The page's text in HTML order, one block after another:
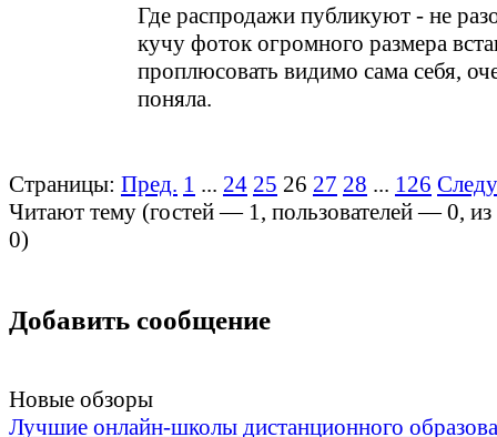
Где распродажи публикуют - не
кучу фоток огромного размера
проплюсовать видимо сама себя,
поняла.
Страницы: Пред. 1 ... 24 25 26 27 28 ... 126
Читают тему (гостей — 1, пользователей —0,
0)
Добавить сообщение
Новые обзоры
Лучшие онлайн-школы дистанционного